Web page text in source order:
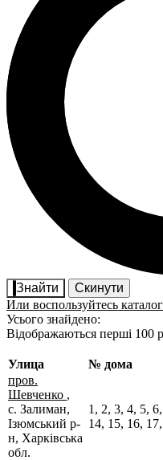
Знайти
Скинути
Или воспользуйтесь
Усього знайдено:
Відображаються перші 100
Улица № дома
пров.
Шевченко ,
с. Залиман,
Ізюмський р-
н, Харківська
обл.
1, 2, 3, 4, 5,
14, 15, 16,